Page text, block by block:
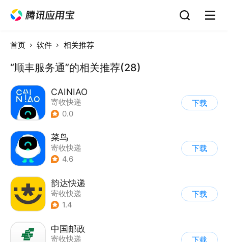
首页 软件 相关推荐
“顺丰服务通”的相关推荐(28)
CAINIAO
寄收快递
0.0
下载
菜鸟
寄收快递
4.6
下载
韵达快递
寄收快递
1.4
下载
中国邮政
寄收快递
下载